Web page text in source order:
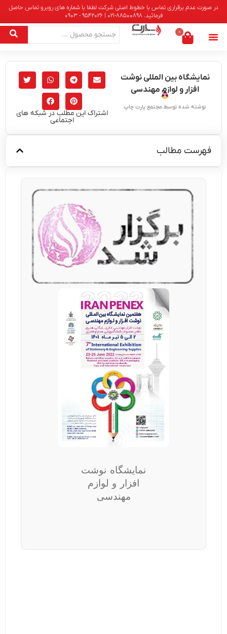
در صورت عدم برقراری تماس با خطوط اصلی شرکت لطفا با شماره های روبرو تماس حاصل
فرمائید. 88500898-021 | 9542026 - 0903
0
نمایشگاه بین المللی نوشت
افزار و لوازم مهندسی
نوشته شده توسط.مجتمع پارت چاپ
اشتراک این مطلب در شبکه های
اجتماعی
فهرست مطالب
نمایشگاه نوشت
افزار و لوازم
مهندسی